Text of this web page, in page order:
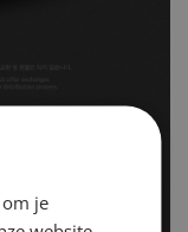
je